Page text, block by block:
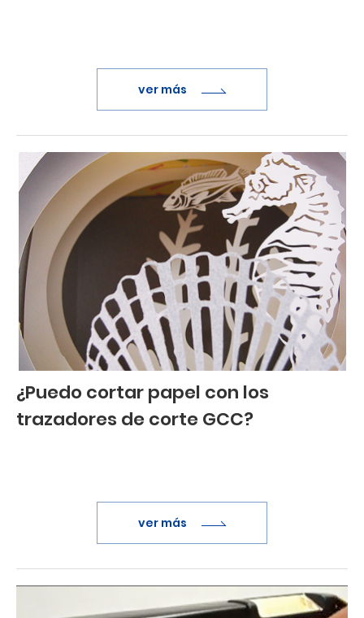
ver más
¿Puedo cortar papel con los
trazadores de corte GCC?
ver más